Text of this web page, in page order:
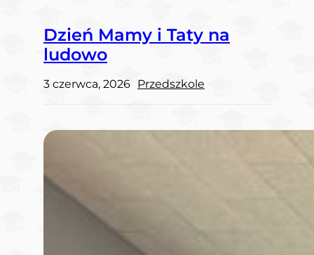
Dzień Mamy i Taty na
ludowo
3 czerwca, 2026 Przedszkole